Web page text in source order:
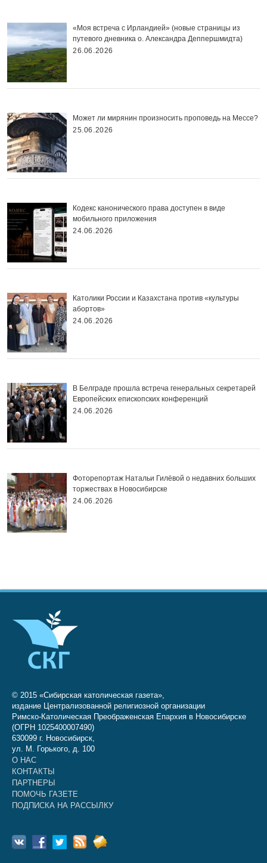
«Моя встреча с Ирландией» (новые страницы из
путевого дневника о. Александра Деппершмидта)
26.06.2026
Может ли мирянин произносить проповедь на Мессе?
25.06.2026
Кодекс канонического права доступен в виде
мобильного приложения
24.06.2026
Католики России и Казахстана против «культуры
абортов»
24.06.2026
В Белграде прошла встреча генеральных секретарей
Европейских епископских конференций
24.06.2026
Фоторепортаж Натальи Гилёвой о недавних больших
торжествах в Новосибирске
24.06.2026
© 2015 «Сибирская католическая газета»,
издание Централизованной религиозной организации
Римско-Католическая Преображенская Епархия в Новосибирске
(ОГРН 1025400007490)
630099 г. Новосибирск,
ул. М. Горького, д. 100
О НАС
КОНТАКТЫ
ПАРТНЕРЫ
ПОМОЧЬ ГАЗЕТЕ
ПОДПИСКА НА РАССЫЛКУ